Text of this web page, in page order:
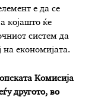
е да се
којашто ќе
систем да
на економијата.
Комисија
другото, во